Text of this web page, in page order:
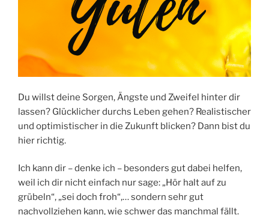
Du willst deine Sorgen, Ängste und Zweifel hinter dir
lassen? Glücklicher durchs Leben gehen? Realistischer
und optimistischer in die Zukunft blicken? Dann bist du
hier richtig.
Ich kann dir – denke ich – besonders gut dabei helfen,
weil ich dir nicht einfach nur sage: „Hör halt auf zu
grübeln“, „sei doch froh“,… sondern sehr gut
nachvollziehen kann, wie schwer das manchmal fällt.